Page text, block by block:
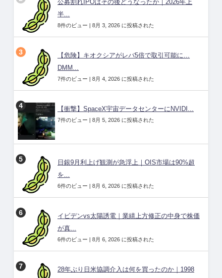
公募割れIPOはその後どうなったか｜2026年上
半...
8件のビュー | 8月 3, 2026 に投稿された
【危険】キオクシアがレバ5倍で取引可能に…
DMM...
7件のビュー | 8月 4, 2026 に投稿された
【衝撃】SpaceX宇宙データセンターにNVIDI...
7件のビュー | 8月 5, 2026 に投稿された
日銀9月利上げ観測が急浮上｜OIS市場は90%超
を...
6件のビュー | 8月 6, 2026 に投稿された
イビデンvs太陽誘電｜業績上方修正の中身で株価
が真...
6件のビュー | 8月 6, 2026 に投稿された
28年ぶり日米協調介入は何を買ったのか｜1998